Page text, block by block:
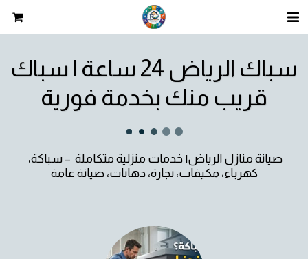
سباك الرياض 24 ساعة | سباك
قريب منك بخدمة فورية
كهرباء، مكيفات، نجارة، دهانات، صيانة عامة